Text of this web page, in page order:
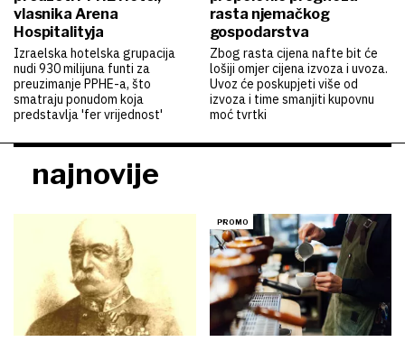
vlasnika Arena
Hospitalityja
Izraelska hotelska grupacija
nudi 930 milijuna funti za
preuzimanje PPHE-a, što
smatraju ponudom koja
predstavlja 'fer vrijednost'
rasta njemačkog
gospodarstva
Zbog rasta cijena nafte bit će
lošiji omjer cijena izvoza i uvoza.
Uvoz će poskupjeti više od
izvoza i time smanjiti kupovnu
moć tvrtki
najnovije